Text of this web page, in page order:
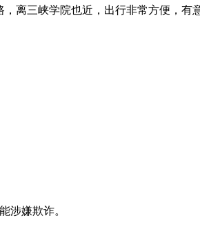
离三峡学院也近，出行非常方便，有
涉嫌欺诈。